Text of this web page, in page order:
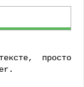
просто